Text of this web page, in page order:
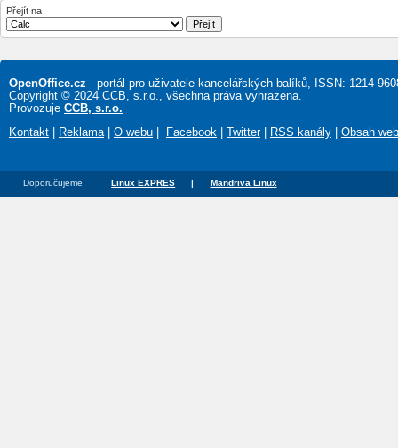
Přejít na
OpenOffice.cz - portál pro uživatele kancelářských balíků, ISSN: 1214-
Copyright © 2024 CCB, s.r.o., všechna práva vyhrazena.
Provozuje CCB, s.r.o.
Kontakt
Reklama| O webu Facebook Twitter| RSS kanály Obsah
Doporučujeme Linux EXPRES | Mandriva Linux